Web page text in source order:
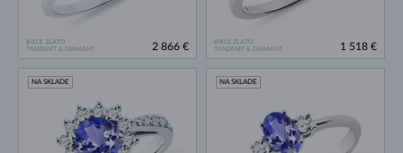
BIELE ZLATO
TANZANIT & DIAMANT
2 866 €
BIELE ZLATO
TANZANIT & DIAMANT
1 518 €
NA SKLADE NA SKLADE